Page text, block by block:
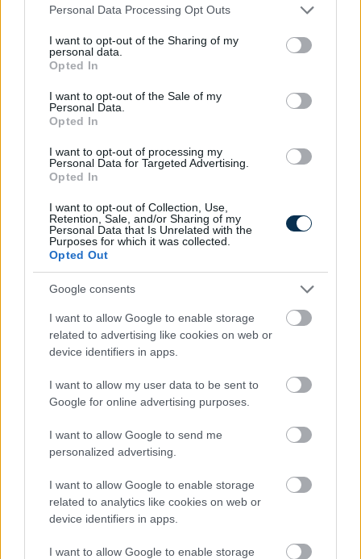
Please note that this website/app uses one or more Google
not limited to your visit or usage behaviour. You may click to
grant or deny consent to Google and its third-party tags to
use your data for below specified purposes in below Google
consent section.
Personal Data Processing Opt Outs
I want to opt-out of the Sharing of my
personal data.
Opted In
I want to opt-out of the Sale of my
Personal Data.
Opted In
I want to opt-out of processing my
Personal Data for Targeted Advertising.
Opted In
I want to opt-out of Collection, Use,
Retention, Sale, and/or Sharing of my
Personal Data that Is Unrelated with the
Purposes for which it was collected.
Opted Out
Google consents
I want to allow Google to enable storage
related to advertising like cookies on web or
device identifiers in apps.
I want to allow my user data to be sent to
Google for online advertising purposes.
I want to allow Google to send me
personalized advertising.
I want to allow Google to enable storage
related to analytics like cookies on web or
device identifiers in apps.
I want to allow Google to enable storage
És ezeket kiszámoltad már?
Mekkora állami nyugdíjra számíthatok?